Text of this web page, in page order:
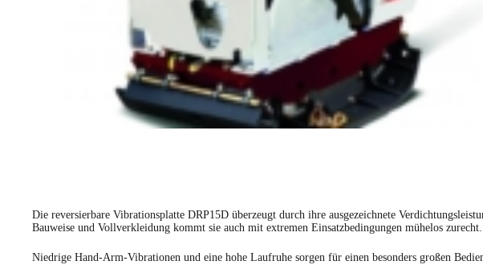
Die reversierbare Vibrationsplatte DRP15D überzeugt durch ihre ausgezeichnete
Bauweise und Vollverkleidung kommt sie auch mit extremen Einsatzbedingungen mühelos zurecht.
Niedrige Hand-Arm-Vibrationen und eine hohe Laufruhe sorgen für einen besonders großen